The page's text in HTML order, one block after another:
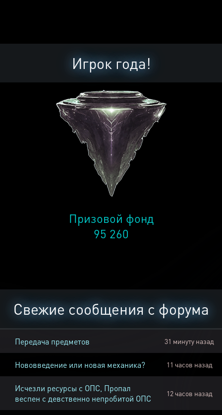
Игрок года!
Призовой фонд
95 260
Свежие сообщения с форума
Передача предметов 31 минуту назад
Нововведение или новая механика? 11 часов назад
Исчезли ресурсы с ОПС, Пропал
веспен с девственно непробитой ОПС
12 часов назад